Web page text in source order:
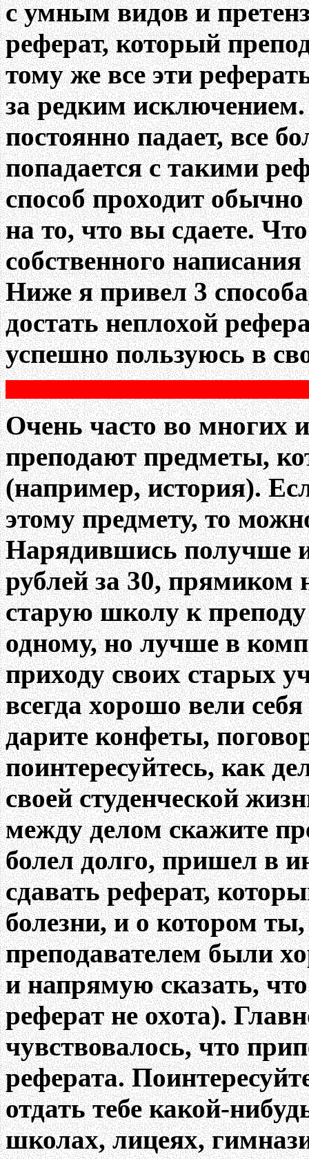
с умным видов и
реферат, который
тому же все эти
за редким
постоянно падает, все
попадается с такими
способ проходит
на то, что вы сдаете.
собственного
Ниже я привел 3
достать неплохой
успешно пользуюсь в
Очень часто во многих
преподают предметы,
(например, история).
этому предмету, то
Нарядившись получше
рублей за 30, прямиком
старую школу к
одному, но лучше в
приходу своих старых
всегда хорошо вели
дарите конфеты,
поинтересуйтесь, как
своей студенческой
между делом скажите
болел долго, пришел в
сдавать реферат,
болезни, и о котором
преподавателем были
и напрямую сказать,
реферат не охота).
чувствовалось, что
реферата.
отдать тебе какой-
школах, лицеях,